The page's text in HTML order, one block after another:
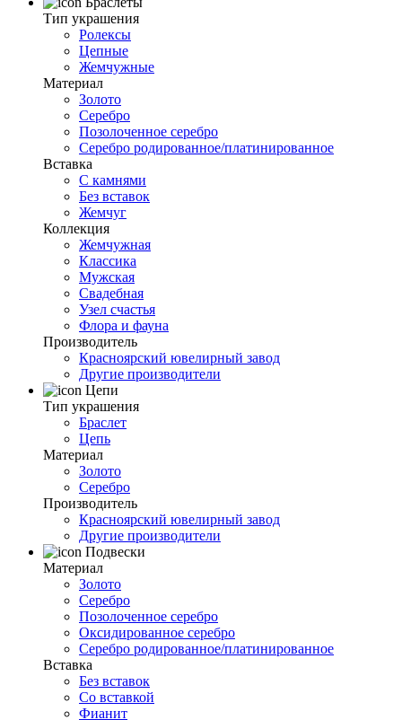
Тип украшения
Ролексы
Цепные
Жемчужные
Материал
Золото
Серебро
Позолоченное серебро
Серебро родированное/платинированное
Вставка
С камнями
Без вставок
Жемчуг
Коллекция
Жемчужная
Классика
Мужская
Свадебная
Узел счастья
Флора и фауна
Производитель
Красноярский ювелирный завод
Другие производители
Цепи
Тип украшения
Браслет
Цепь
Материал
Золото
Серебро
Производитель
Красноярский ювелирный завод
Другие производители
Подвески
Материал
Золото
Серебро
Позолоченное серебро
Оксидированное серебро
Серебро родированное/платинированное
Вставка
Без вставок
Со вставкой
Фианит